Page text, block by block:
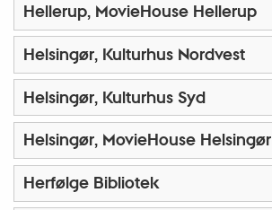
Hellerup, MovieHouse Hellerup
Helsingør, Kulturhus Nordvest
Helsingør, Kulturhus Syd
Helsingør, MovieHouse Helsingør
Herfølge Bibliotek